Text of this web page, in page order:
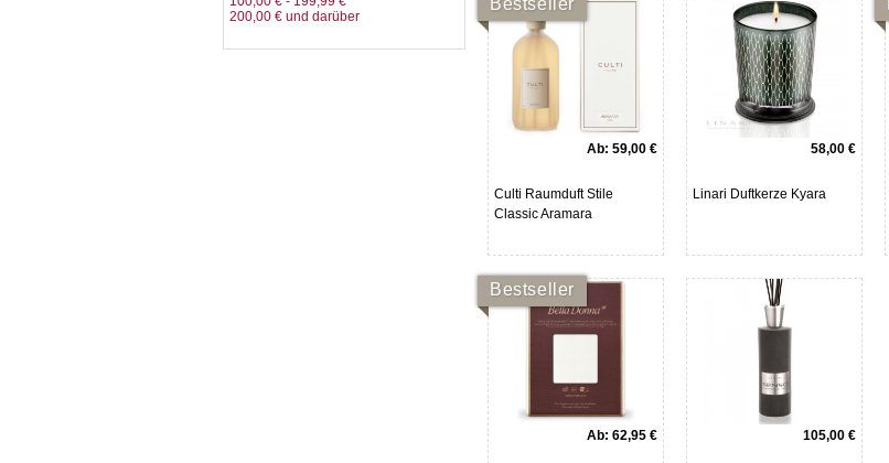
200,00 € und darüber
Ab: 59,00 €
Culti Raumduft Stile
Classic Aramara
58,00 €
Linari Duftkerze Kyara
Bestseller
Ab: 62,95 € 105,00 €